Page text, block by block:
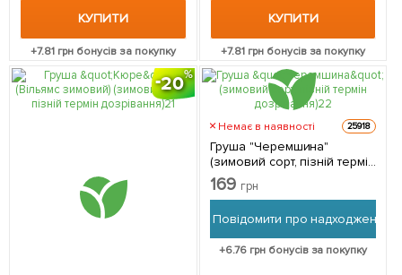
КУПИТИ
+7.81 грн бонусів за покупку
КУПИТИ
+7.81грн бонусів за покупку
20
Немає в наявності 25918
Груша "Черемшина"
(зимовий сорт, пізній термін
дозрівання) 1 саджанець в
упаковці
169 грн
Повідомити про надходження
+6.76грн бонусів за покупку